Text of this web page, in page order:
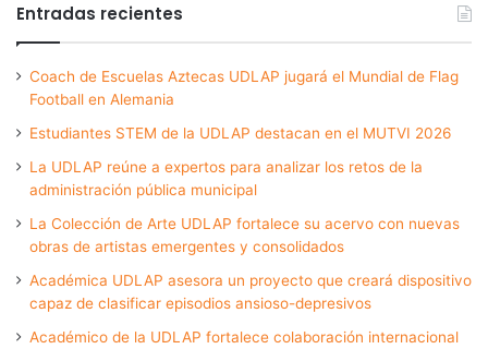
Entradas recientes
Coach de Escuelas Aztecas UDLAP jugará el Mundial de Flag
Football en Alemania
Estudiantes STEM de la UDLAP destacan en el MUTVI 2026
La UDLAP reúne a expertos para analizar los retos de la
administración pública municipal
La Colección de Arte UDLAP fortalece su acervo con nuevas
obras de artistas emergentes y consolidados
Académica UDLAP asesora un proyecto que creará dispositivo
capaz de clasificar episodios ansioso-depresivos
Académico de la UDLAP fortalece colaboración internacional